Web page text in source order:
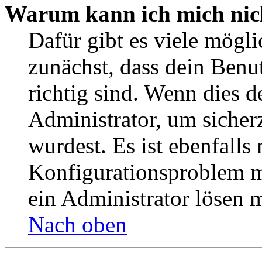
Warum kann ich mich
Dafür gibt es viele
zunächst, dass dein
richtig sind. Wenn dies
Administrator, um
wurdest. Es ist ebenfalls
Konfigurationsproblem
ein Administrator lösen
Nach oben